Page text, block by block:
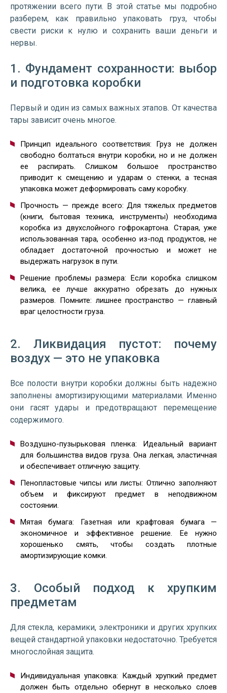
протяжении всего пути. В этой статье мы подробно
разберем, как правильно упаковать груз, чтобы
свести риски к нулю и сохранить ваши деньги и
нервы.
1. Фундамент сохранности: выбор
и подготовка коробки
Первый и один из самых важных этапов. От качества
тары зависит очень многое.
Принцип идеального соответствия: Груз не должен
свободно болтаться внутри коробки, но и не должен
ее распирать. Слишком большое пространство
приводит к смещению и ударам о стенки, а тесная
упаковка может деформировать саму коробку.
Прочность — прежде всего: Для тяжелых предметов
(книги, бытовая техника, инструменты) необходима
коробка из двухслойного гофрокартона. Старая, уже
использованная тара, особенно из-под продуктов, не
обладает достаточной прочностью и может не
выдержать нагрузок в пути.
Решение проблемы размера: Если коробка слишком
велика, ее лучше аккуратно обрезать до нужных
размеров. Помните: лишнее пространство — главный
враг целостности груза.
2. Ликвидация пустот: почему
воздух — это не упаковка
Все полости внутри коробки должны быть надежно
заполнены амортизирующими материалами. Именно
они гасят удары и предотвращают перемещение
содержимого.
Воздушно-пузырьковая пленка: Идеальный вариант
для большинства видов груза. Она легкая, эластичная
и обеспечивает отличную защиту.
Пенопластовые чипсы или листы: Отлично заполняют
объем и фиксируют предмет в неподвижном
состоянии.
Мятая бумага: Газетная или крафтовая бумага —
экономичное и эффективное решение. Ее нужно
хорошенько смять, чтобы создать плотные
амортизирующие комки.
3. Особый подход к хрупким
предметам
Для стекла, керамики, электроники и других хрупких
вещей стандартной упаковки недостаточно. Требуется
многослойная защита.
Индивидуальная упаковка: Каждый хрупкий предмет
должен быть отдельно обернут в несколько слоев